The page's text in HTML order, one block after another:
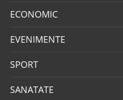
ECONOMIC
EVENIMENTE
SPORT
SANATATE